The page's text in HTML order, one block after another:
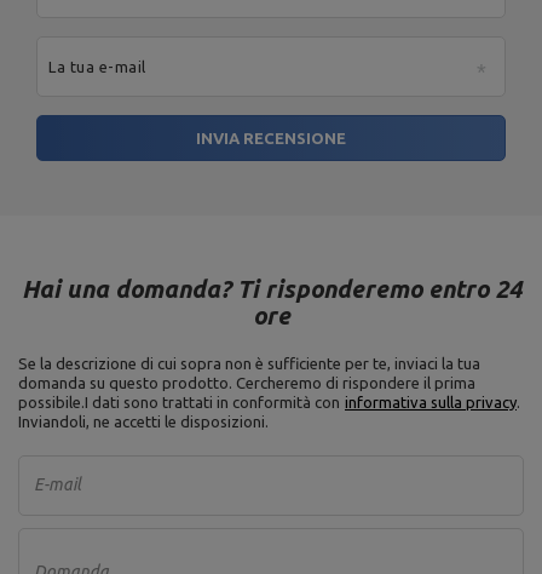
serwis@marbosport.eu
La tua e-mail
INVIA RECENSIONE
Hai una domanda? Ti risponderemo entro 24
ore
Se la descrizione di cui sopra non è sufficiente per te, inviaci la tua
domanda su questo prodotto. Cercheremo di rispondere il prima
possibile.I dati sono trattati in conformità con informativa sulla privacy.
Inviandoli, ne accetti le disposizioni.
E-mail